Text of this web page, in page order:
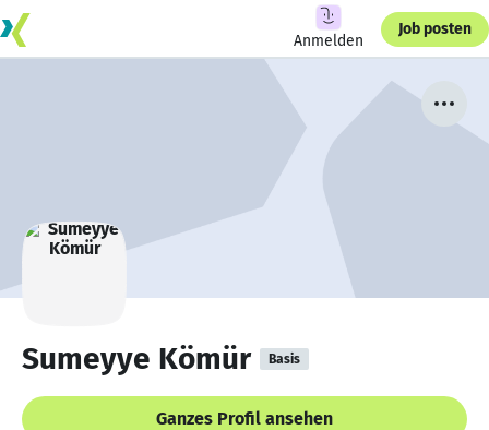
Anmelden
Job posten
Sumeyye Kömür Basis
Ganzes Profil ansehen